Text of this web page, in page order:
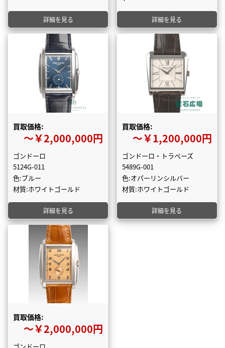
詳細を見る 詳細を見る
買取価格:
〜￥2,000,000円
ゴンドーロ
5124G-011
色:ブルー
材質:ホワイトゴールド
詳細を見る
買取価格:
〜￥1,200,000円
ゴンドーロ・トラペーズ
5489G-001
色:オパーリンシルバー
材質:ホワイトゴールド
詳細を見る
買取価格:
〜￥2,000,000円